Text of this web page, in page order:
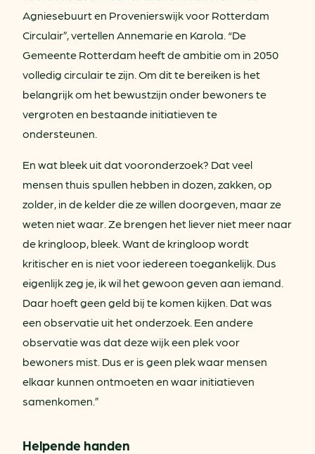
Agniesebuurt en Provenierswijk voor Rotterdam
Circulair”, vertellen Annemarie en Karola. “De
Gemeente Rotterdam heeft de ambitie om in 2050
volledig circulair te zijn. Om dit te bereiken is het
belangrijk om het bewustzijn onder bewoners te
vergroten en bestaande initiatieven te
ondersteunen.
En wat bleek uit dat vooronderzoek? Dat veel
mensen thuis spullen hebben in dozen, zakken, op
zolder, in de kelder die ze willen doorgeven, maar ze
weten niet waar. Ze brengen het liever niet meer naar
de kringloop, bleek. Want de kringloop wordt
kritischer en is niet voor iedereen toegankelijk. Dus
eigenlijk zeg je, ik wil het gewoon geven aan iemand.
Daar hoeft geen geld bij te komen kijken. Dat was
een observatie uit het onderzoek. Een andere
observatie was dat deze wijk een plek voor
bewoners mist. Dus er is geen plek waar mensen
elkaar kunnen ontmoeten en waar initiatieven
samenkomen.”
Helpende handen